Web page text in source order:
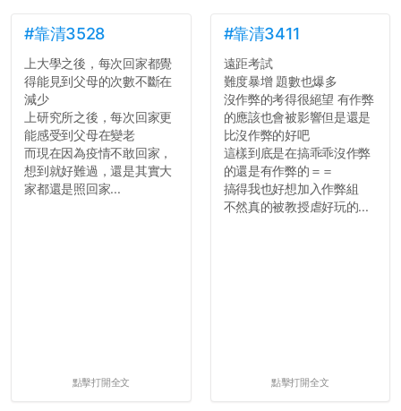
舍房間，都歡迎留言讓我知
道...
#靠清3528
上大學之後，每次回家都覺
得能見到父母的次數不斷在
減少
上研究所之後，每次回家更
能感受到父母在變老
而現在因為疫情不敢回家，
想到就好難過，還是其實大
家都還是照回家...
點擊打開全文
#靠清3411
遠距考試
難度暴增 題數也爆多
沒作弊的考得很絕望 有作弊
的應該也會被影響但是還是
比沒作弊的好吧
這樣到底是在搞乖乖沒作弊
的還是有作弊的＝＝
搞得我也好想加入作弊組
不然真的被教授虐好玩的...
點擊打開全文